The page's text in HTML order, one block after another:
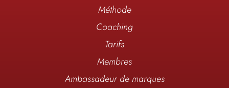
Méthode
Coaching
Tarifs
Membres
Ambassadeur de marques